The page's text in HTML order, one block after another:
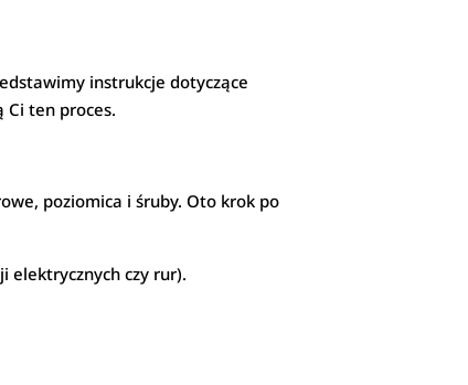
instrukcje dotyczące
Ci ten proces.
poziomica i śruby. Oto krok po
elektrycznych czy rur).